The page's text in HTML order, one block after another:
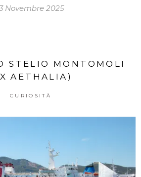
Novembre 2025
STELIO MONTOMOLI
AETHALIA)
CURIOSITÀ